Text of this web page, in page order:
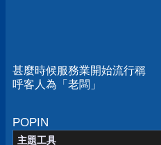
甚麼時候服務業開始流行稱
呼客人為「老闆」
POPIN
主題工具